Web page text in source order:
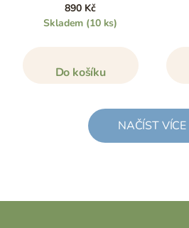
890 Kč
Skladem (10 ks)
Do košíku
NAČÍST VÍCE